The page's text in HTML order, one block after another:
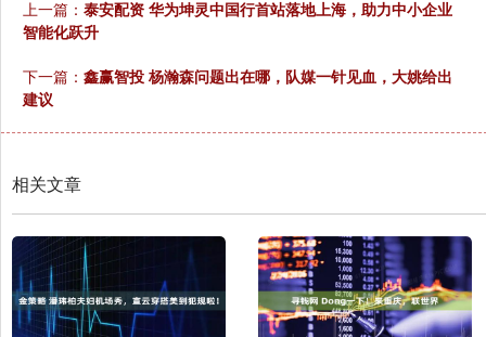
上一篇： 泰安配资 华为坤灵中国行首站落地上海，助力中小企业
智能化跃升
下一篇： 鑫赢智投 杨瀚森问题出在哪，队媒一针见血，大姚给出
建议
相关文章